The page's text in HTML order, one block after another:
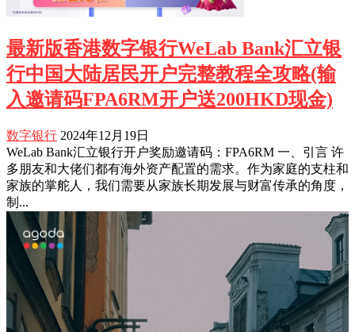
最新版香港数字银行WeLab Bank汇立银
行中国大陆居民开户完整教程全攻略(输
入邀请码FPA6RM开户送200HKD现金)
数字银行 2024年12月19日
WeLab Bank汇立银行开户奖励邀请码：FPA6RM 一、引言 许
多朋友和大佬们都有海外资产配置的需求。作为家庭的支柱和
家族的掌舵人，我们需要从家族长期发展与财富传承的角度，
制...